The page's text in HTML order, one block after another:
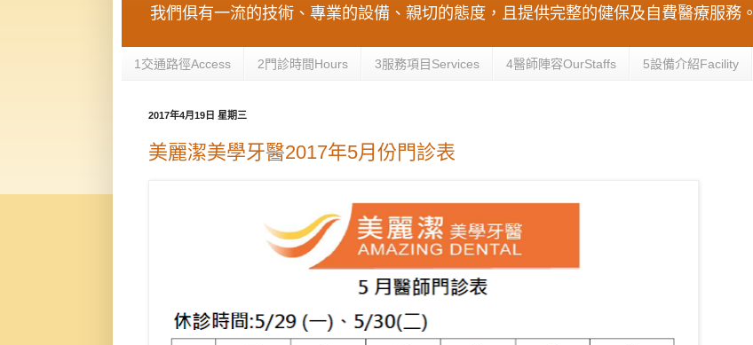
我們俱有一流的技術、專業的設備、親切的態度，且提供完整的健保及自費醫療服務。
1交通路徑Access 2門診時間Hours 3服務項目Services 4醫師陣容OurStaffs 5設備介紹Facility
2017年4月19日 星期三
美麗潔美學牙醫2017年5月份門診表